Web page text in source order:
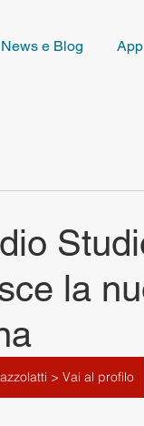
News e Blog
la
> Vai al profilo